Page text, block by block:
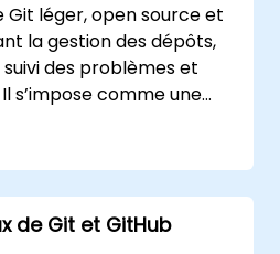
et dans le cadre
continue.
Git léger, open source et
la gestion des dépôts,
des problèmes et
s’impose comme une
équipes souhaitant
total sur leur code
aux conditions
aux restrictions à
de Git et GitHub